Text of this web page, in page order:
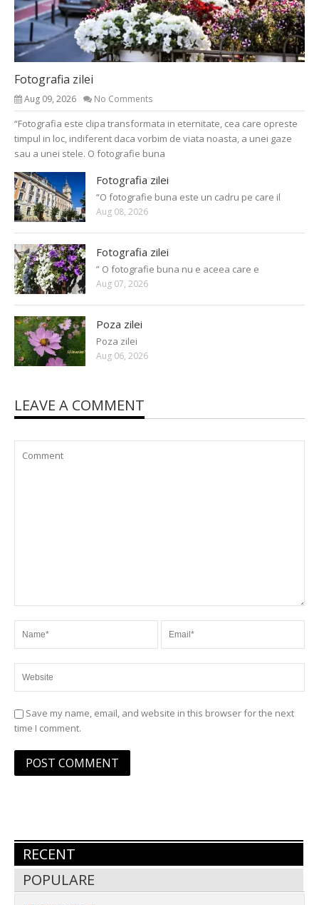
Fotografia zilei
Aug 09, 2026 No Comments
“Fotografia este clipa transformata in eternitate, cea care opreste
timpul in loc, indiferent daca vorbim de viata noasta, a unei gaze
sau a unei stele. O fotografie buna
Fotografia zilei
“O fotografie buna este un cadru pe care il
Aug 08, 2026
Fotografia zilei
” O fotografie buna nu e aceea care e
Aug 07, 2026
Poza zilei
Poza zilei
Aug 06, 2026
LEAVE A COMMENT
Save my name, email, and website in this browser for the next
time I comment.
RECENT
POPULARE